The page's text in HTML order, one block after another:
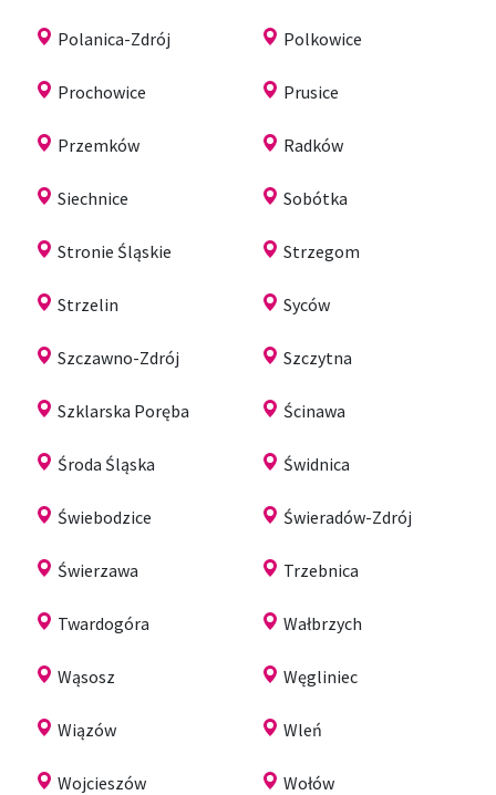
Polanica-Zdrój Polkowice
Prochowice Prusice
Przemków Radków
Siechnice Sobótka
Stronie Śląskie Strzegom
Strzelin Syców
Szczawno-Zdrój Szczytna
Szklarska Poręba Ścinawa
Środa Śląska Świdnica
Świebodzice Świeradów-Zdrój
Świerzawa Trzebnica
Twardogóra Wałbrzych
Wąsosz Węgliniec
Wiązów Wleń
Wojcieszów Wołów